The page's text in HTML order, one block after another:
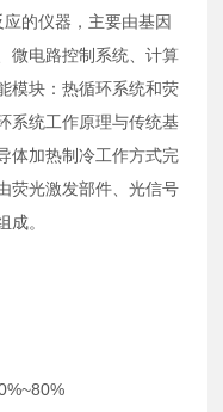
的仪器，主要由基因
微电路控制系统、计算
模块：热循环系统和荧
系统工作原理与传统基
体加热制冷工作方式完
荧光激发部件、光信号
成。